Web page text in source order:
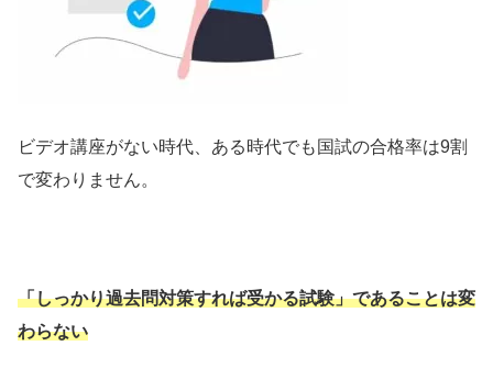
ビデオ講座がない時代、ある時代でも国試の合格率は9割
で変わりません。
「しっかり過去問対策すれば受かる試験」であることは変
わらない